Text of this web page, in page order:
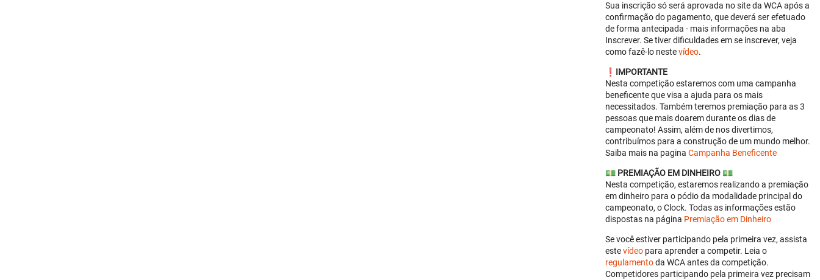
Sua inscrição só será aprovada no site da WCA após a
confirmação do pagamento, que deverá ser efetuado
de forma antecipada - mais informações na aba
Inscrever. Se tiver dificuldades em se inscrever, veja
como fazê-lo nestevídeo.
❗️ IMPORTANTE
Nesta competição estaremos com uma campanha
beneficente que visa a ajuda para os mais
necessitados. Também teremos premiação para as 3
pessoas que mais doarem durante os dias de
campeonato! Assim, além de nos divertimos,
contribuímos para a construção de um mundo melhor.
Saiba mais na pagina Campanha Beneficente
💵 PREMIAÇÃO EM DINHEIRO 💵
Nesta competição, estaremos realizando a premiação
em dinheiro para o pódio da modalidade principal do
campeonato, o Clock. Todas as informações estão
dispostas na página Premiação em Dinheiro
Se você estiver participando pela primeira vez, assista
estevídeo para aprender a competir. Leia o
regulamentoda WCA antes da competição.
Competidores participando pela primeira vez precisam